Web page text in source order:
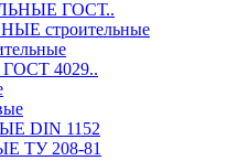
ГОСТ..
строительные
4029..
DIN 1152
ТУ 208-81